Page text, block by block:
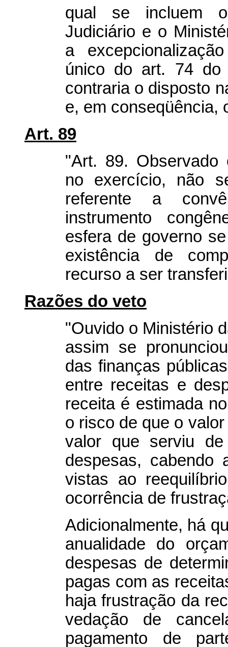
qual se incluem
Judiciário e o
a
único do art. 74 do
contraria o disposto
e, em conseqüência,
Art. 89
"Art. 89. Observado
no exercício, não
referente a
instrumento
esfera de governo
existência de
recurso a ser
Razões do veto
"Ouvido o Ministério
assim se
das finanças
entre receitas e
receita é estimada
o risco de que o
valor que serviu
despesas, cabendo
vistas ao
ocorrência de
Adicionalmente, há
anualidade do
despesas de
pagas com as
haja frustração da
vedação de
pagamento de